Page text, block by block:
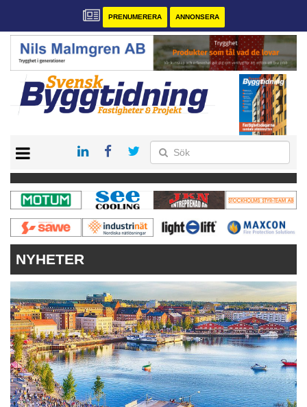
PRENUMERERA ANNONSERA
PRENUMERERA
VÅRA ANDRA MAGASIN
ANNONSERA
KONTAKT
NYHETER